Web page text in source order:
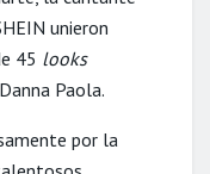
unieron
45 looks
Paola.
por la